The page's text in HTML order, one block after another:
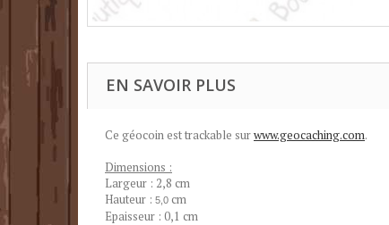
EN SAVOIR PLUS
Ce géocoin est trackable surwww.geocaching.com.
Dimensions :
Largeur : 2,8 cm
Hauteur : 5,0 cm
Epaisseur : 0,1 cm